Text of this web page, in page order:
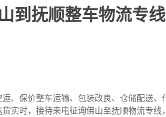
到抚顺整车物流专
、保价整车运输、包装改良、仓储配送
实时，接待来电征询佛山至抚顺物流专线